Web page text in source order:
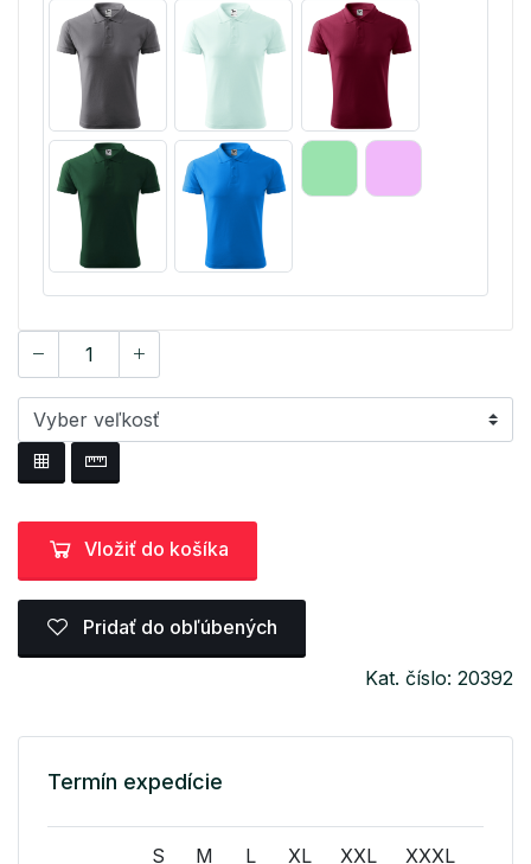
Vložiť do košíka
Pridať do obľúbených
Kat. číslo: 20392
Termín expedície
S M L XL XXL XXXL